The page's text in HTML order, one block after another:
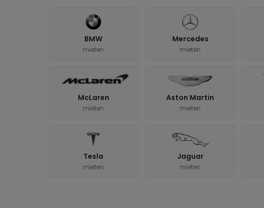
BMW
mieten
Mercedes
mieten
McLaren
mieten
Aston Martin
mieten
Tesla
mieten
Jaguar
mieten